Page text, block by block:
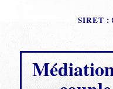
SIRET :